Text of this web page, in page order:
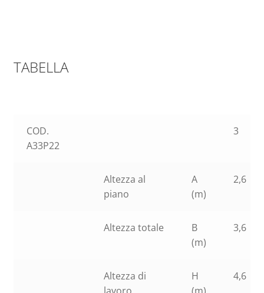
TABELLA
COD.
A33P22
3
Altezza al
piano
A
(m)
2,6
Altezza totale
B
(m)
3,6
Altezza di
H
4,6